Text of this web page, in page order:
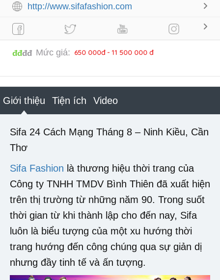
http://www.sifafashion.com
đđđđ Mức giá: 650 000đ - 11 500 000 đ
Giới thiệu Tiện ích Video
Sifa 24 Cách Mạng Tháng 8 – Ninh Kiều, Cần
Thơ
Sifa Fashion là thương hiệu thời trang của
Công ty TNHH TMDV Bình Thiên đã xuất hiện
trên thị trường từ những năm 90. Trong suốt
thời gian từ khi thành lập cho đến nay, Sifa
luôn là biểu tượng của một xu hướng thời
trang hướng đến công chúng qua sự giản dị
nhưng đầy tinh tế và ấn tượng.